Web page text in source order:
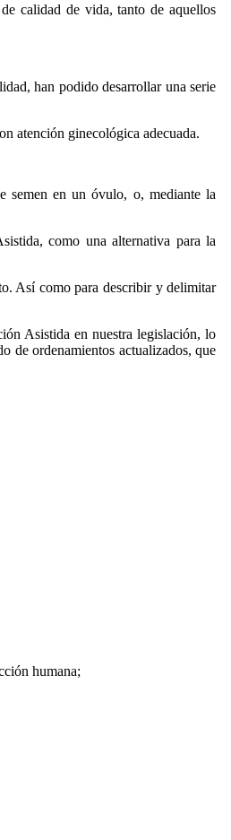
calidad de vida, tanto de aquellos
han podido desarrollar una serie
atención ginecológica adecuada.
semen en un óvulo, o, mediante la
como una alternativa para la
Así como para describir y delimitar
Asistida en nuestra legislación, lo
de ordenamientos actualizados, que
humana;